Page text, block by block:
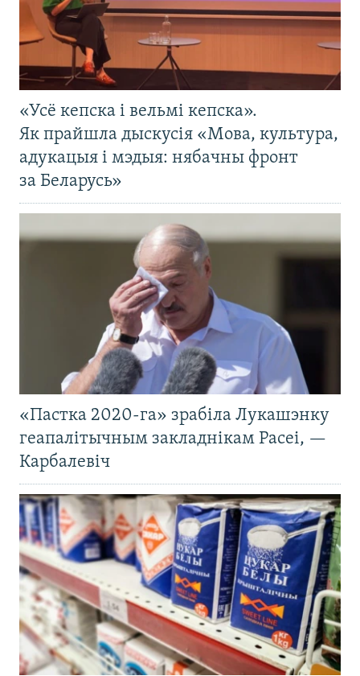
«Усё кепска і вельмі кепска».
Як прайшла дыскусія «Мова, культура,
адукацыя і мэдыя: нябачны фронт
за Беларусь»
«Пастка 2020-га» зрабіла Лукашэнку
геапалітычным закладнікам Расеі, —
Карбалевіч